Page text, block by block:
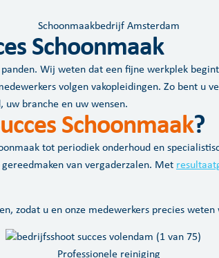
Schoonmaak
Wij weten dat een fijne werkplek
volgen vakopleidingen. Zo bent u
uw branche en uw wensen.
Schoonmaak?
tot periodiek onderhoud en
van vergaderzalen. Met
zodat u en onze medewerkers precies